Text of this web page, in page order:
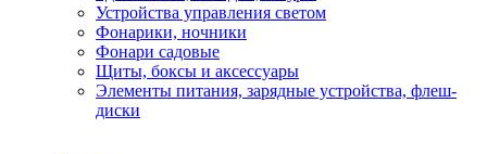
Устройства управления светом
Фонарики, ночники
Фонари садовые
Щиты, боксы и аксессуары
Элементы питания, зарядные устройства, флеш-
диски